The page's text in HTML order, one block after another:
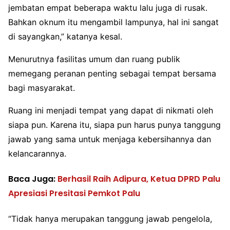
jembatan empat beberapa waktu lalu juga di rusak.
Bahkan oknum itu mengambil lampunya, hal ini sangat
di sayangkan,” katanya kesal.
Menurutnya fasilitas umum dan ruang publik
memegang peranan penting sebagai tempat bersama
bagi masyarakat.
Ruang ini menjadi tempat yang dapat di nikmati oleh
siapa pun. Karena itu, siapa pun harus punya tanggung
jawab yang sama untuk menjaga kebersihannya dan
kelancarannya.
Baca Juga: Berhasil Raih Adipura, Ketua DPRD Palu
Apresiasi Presitasi Pemkot Palu
“Tidak hanya merupakan tanggung jawab pengelola,